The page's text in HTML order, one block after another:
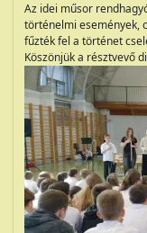
Az idei műsor
történelmi események,
fűzték fel a történet
Köszönjük a résztvevő